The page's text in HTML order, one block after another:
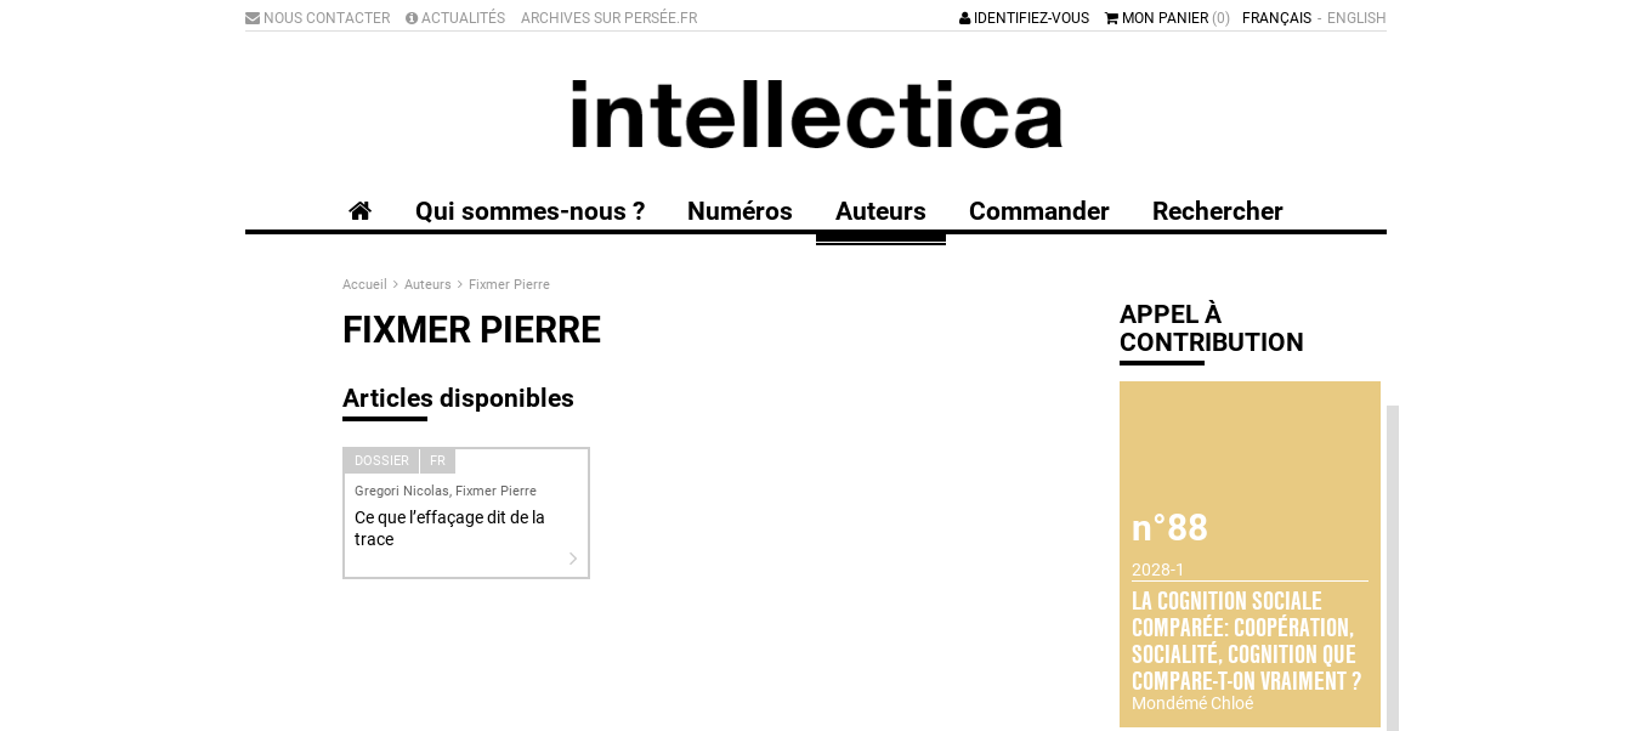
ENGLISH
FRANÇAIS
IDENTIFIEZ-VOUS MON PANIER (0)
NOUS CONTACTER ACTUALITÉS ARCHIVES SUR PERSÉE.FR
Qui sommes-nous ? Numéros Auteurs Commander Rechercher
Accueil Auteurs Fixmer Pierre
FIXMER PIERRE
Articles disponibles
DOSSIER
FR
Gregori Nicolas, Fixmer Pierre
Ce que l’effaçage dit de la
trace
APPEL À
CONTRIBUTION
n°88
2028-1
LA COGNITION SOCIALE
COMPARÉE: COOPÉRATION,
SOCIALITÉ, COGNITION QUE
COMPARE-T-ON VRAIMENT ?
Mondémé Chloé